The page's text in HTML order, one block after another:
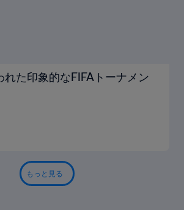
た印象的なFIFAトーナメン
もっと見る